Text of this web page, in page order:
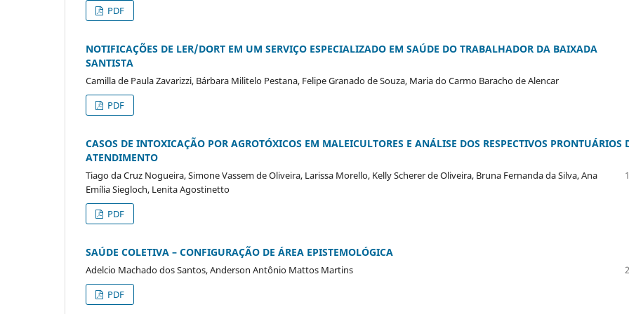
PDF
NOTIFICAÇÕES DE LER/DORT EM UM SERVIÇO ESPECIALIZADO EM SAÚDE DO TRABALHADOR DA BAIXADA
SANTISTA
Camilla de Paula Zavarizzi, Bárbara Militelo Pestana, Felipe Granado de Souza, Maria do Carmo Baracho de Alencar
PDF
CASOS DE INTOXICAÇÃO POR AGROTÓXICOS EM MALEICULTORES E ANÁLISE DOS RESPECTIVOS PRONTUÁRIOS
ATENDIMENTO
Tiago da Cruz Nogueira, Simone Vassem de Oliveira, Larissa Morello, Kelly Scherer de Oliveira, Bruna Fernanda da Silva, Ana
Emília Siegloch, Lenita Agostinetto
PDF
SAÚDE COLETIVA – CONFIGURAÇÃO DE ÁREA EPISTEMOLÓGICA
Adelcio Machado dos Santos, Anderson Antônio Mattos Martins
PDF